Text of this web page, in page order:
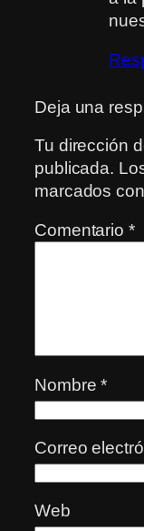
Deja una
Tu dirección
publicada.
marcados con
Comentario *
Nombre*
Correo
Web